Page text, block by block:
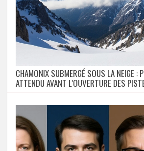
CHAMONIX SUBMERGÉ SOUS LA NEIGE :
ATTENDU AVANT L'OUVERTURE DES